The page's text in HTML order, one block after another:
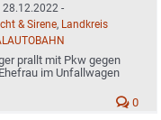
28.12.2022 -
& Sirene, Landkreis
prallt mit Pkw gegen
im Unfallwagen
0